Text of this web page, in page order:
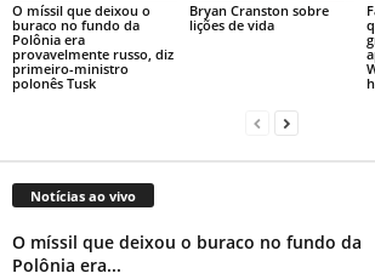
O míssil que deixou o
buraco no fundo da
Polônia era
provavelmente russo, diz
primeiro-ministro
polonês Tusk
Bryan Cranston sobre
lições de vida
Notícias ao vivo
O míssil que deixou o buraco no fundo da
Polônia era...